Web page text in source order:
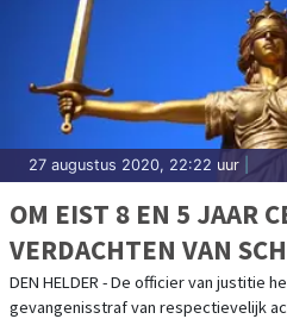
27 augustus 2020, 22:22 uur
OM EIST 8 EN 5 JAAR
VERDACHTEN VAN
MCDONALD'S DEN
DEN HELDER - De officier van justitie
gevangenisstraf van respectievelijk